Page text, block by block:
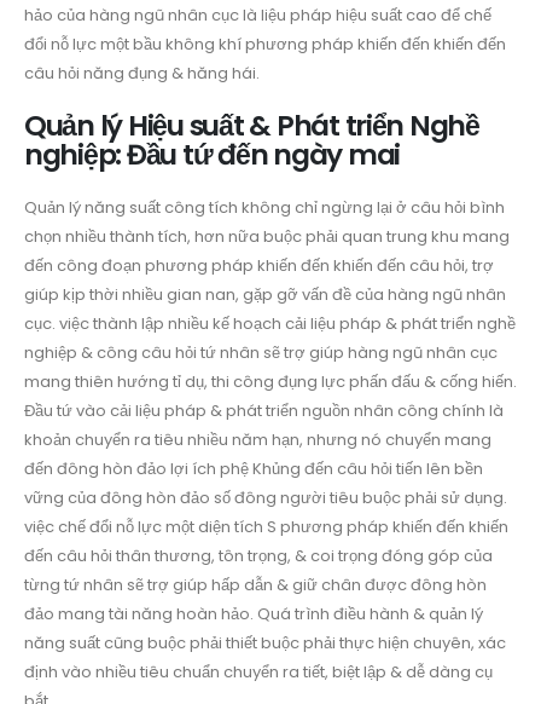
hảo của hàng ngũ nhân cục là liệu pháp hiệu suất cao để chế
đổi nỗ lực một bầu không khí phương pháp khiến đến khiến đến
câu hỏi năng đụng & hăng hái.
Quản lý Hiệu suất & Phát triển Nghề
nghiệp: Đầu tứ đến ngày mai
Quản lý năng suất công tích không chỉ ngừng lại ở câu hỏi bình
chọn nhiều thành tích, hơn nữa buộc phải quan trung khu mang
đến công đoạn phương pháp khiến đến khiến đến câu hỏi, trợ
giúp kịp thời nhiều gian nan, gặp gỡ vấn đề của hàng ngũ nhân
cục. việc thành lập nhiều kế hoạch cải liệu pháp & phát triển nghề
nghiệp & công câu hỏi tứ nhân sẽ trợ giúp hàng ngũ nhân cục
mang thiên hướng tỉ dụ, thi công đụng lực phấn đấu & cống hiến.
Đầu tứ vào cải liệu pháp & phát triển nguồn nhân công chính là
khoản chuyển ra tiêu nhiều năm hạn, nhưng nó chuyển mang
đến đông hòn đảo lợi ích phệ Khủng đến câu hỏi tiến lên bền
vững của đông hòn đảo số đông người tiêu buộc phải sử dụng.
việc chế đổi nỗ lực một diện tích S phương pháp khiến đến khiến
đến câu hỏi thân thương, tôn trọng, & coi trọng đóng góp của
từng tứ nhân sẽ trợ giúp hấp dẫn & giữ chân được đông hòn
đảo mang tài năng hoàn hảo. Quá trình điều hành & quản lý
năng suất cũng buộc phải thiết buộc phải thực hiện chuyên, xác
định vào nhiều tiêu chuẩn chuyển ra tiết, biệt lập & dễ dàng cụ